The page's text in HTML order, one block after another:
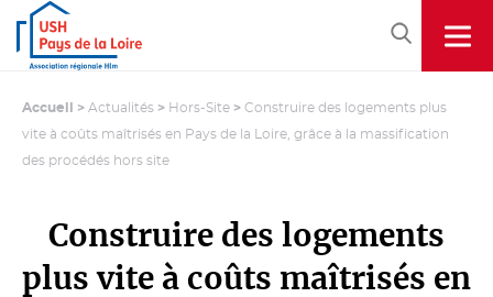
Accueil > Actualités > Hors-Site > Construire des logements plus
vite à coûts maîtrisés en Pays de la Loire, grâce à la massification
des procédés hors site
Construire des logements
plus vite à coûts maîtrisés en